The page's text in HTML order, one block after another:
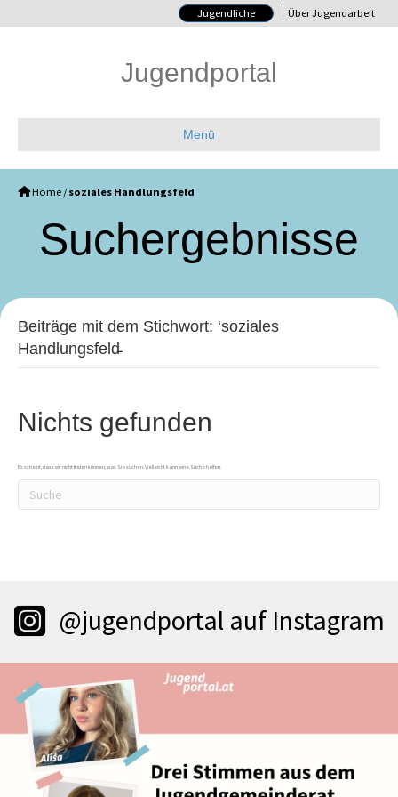
Jugendliche Über Jugendarbeit
Jugendportal
Menü
Home / soziales Handlungsfeld
Such­ergebnisse
Beiträge mit dem Stichwort: ‘soziales
Handlungsfeld̵
Nichts gefunden
Es scheint, dass wir nicht finden können, was Sie suchen. Vielleicht kann eine Suche helfen.
@jugendportal auf Instagram